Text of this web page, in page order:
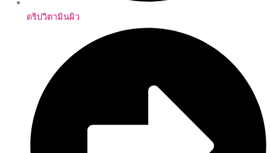
ดริปวิตามินผิว